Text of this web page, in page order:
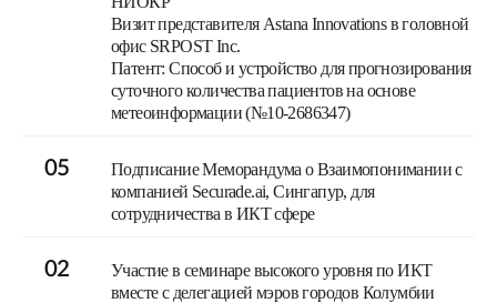
Визит представителя Astana Innovations в головной
офис SRPOST Inc.
Патент: Способ и устройство для прогнозирования
суточного количества пациентов на основе
метеоинформации (№10-2686347)
05
Подписание Меморандума о Взаимопонимании с
компанией Securade.ai, Сингапур, для
сотрудничества в ИКТ сфере
02
Участие в семинаре высокого уровня по ИКТ
вместе с делегацией мэров городов Колумбии